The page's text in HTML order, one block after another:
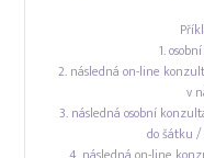
1.
2. následná on-line
v
3. následná osobní
do šátku